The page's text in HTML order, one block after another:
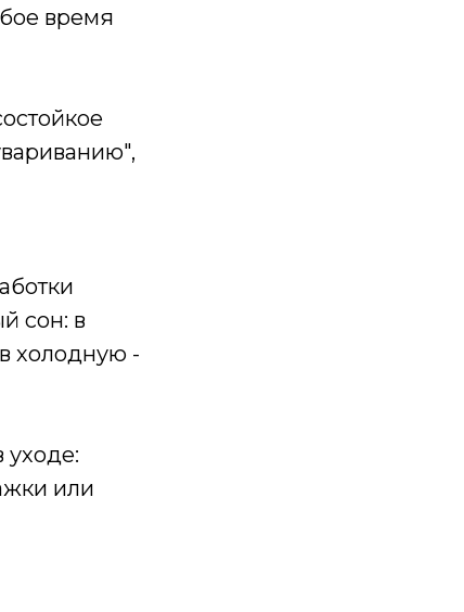
время
сон: в
холодную -
уходе:
или